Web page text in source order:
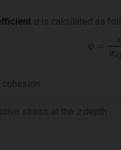
α is calculated as
cohesion
stress at the zdepth